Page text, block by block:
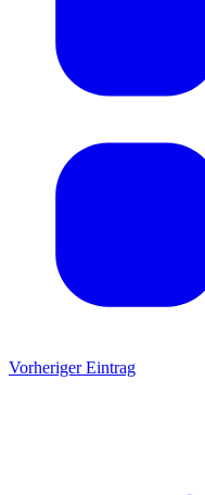
Vorheriger Eintrag